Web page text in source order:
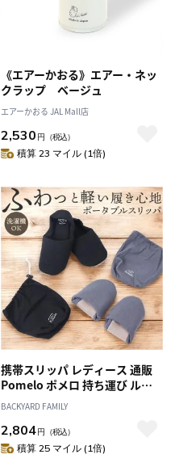
《エアーかおる》エアー・ネッ
クラップ ベージュ
エアーかおる JAL Mall店
2,530 円 （税込）
積算 23 マイル (1倍)
携帯スリッパ レディース 通販
Pomelo ポメロ 持ち運び ルー
ムスリッパ スリッパ ルームシ
ューズ 部屋履き 室内履き かか
と付き 室内 部屋 シンプル おし
ゃれ かわいい 防寒対策 冷え対
BACKYARD FAMILY
2,804円 （税込）
積算 25 マイル (1倍)